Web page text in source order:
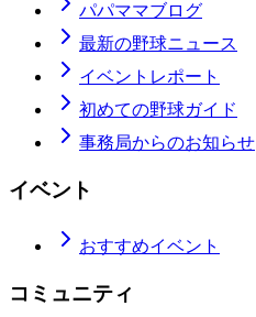
パパママブログ
最新の野球ニュース
イベントレポート
初めての野球ガイド
事務局からのお知らせ
イベント
おすすめイベント
コミュニティ